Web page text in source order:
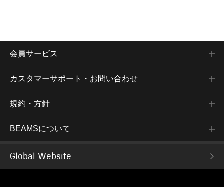
会員サービス
カスタマーサポート・お問い合わせ
規約・方針
BEAMSについて
Global Website